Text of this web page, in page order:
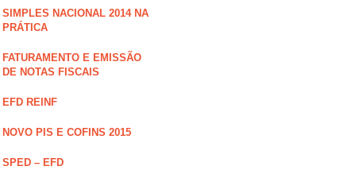
SIMPLES NACIONAL 2014 NA
PRÁTICA
FATURAMENTO E EMISSÃO
DE NOTAS FISCAIS
EFD REINF
NOVO PIS E COFINS 2015
SPED – EFD